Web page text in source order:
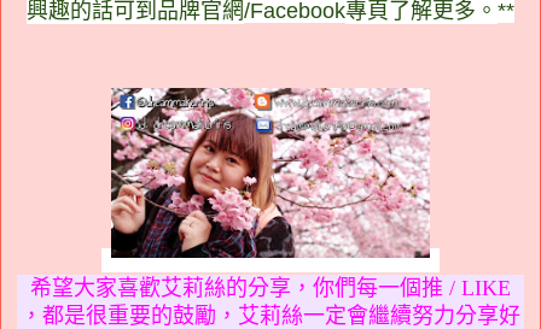
興趣的話可到品牌官網/Facebook專頁了解更多。 **
希望大家喜歡艾莉絲的分享，你們每一個推 / LIKE
，都是很重要的鼓勵，艾莉絲一定會繼續努力分享好